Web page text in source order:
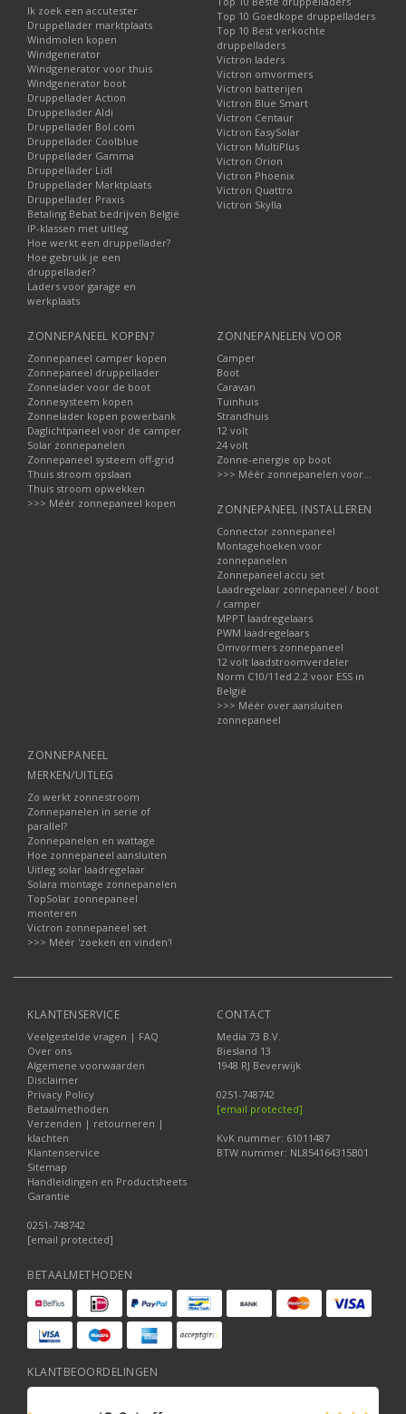
Ik zoek een accutester
Druppellader marktplaats
Windmolen kopen
Windgenerator
Windgenerator voor thuis
Windgenerator boot
Druppellader Action
Druppellader Aldi
Druppellader Bol.com
Druppellader Coolblue
Druppellader Gamma
Druppellader Lidl
Druppellader Marktplaats
Druppellader Praxis
Betaling Bebat bedrijven België
IP-klassen met uitleg
Hoe werkt een druppellader?
Hoe gebruik je een
druppellader?
Laders voor garage en
werkplaats
Top 10 Goedkope druppelladers
Top 10 Best verkochte
druppelladers
Victron laders
Victron omvormers
Victron batterijen
Victron Blue Smart
Victron Centaur
Victron EasySolar
Victron MultiPlus
Victron Orion
Victron Phoenix
Victron Quattro
Victron Skylla
ZONNEPANEEL KOPEN?
Zonnepaneel camper kopen
Zonnepaneel druppellader
Zonnelader voor de boot
Zonnesysteem kopen
Zonnelader kopen powerbank
Daglichtpaneel voor de camper
Solar zonnepanelen
Zonnepaneel systeem off-grid
Thuis stroom opslaan
Thuis stroom opwekken
>>> Méér zonnepaneel kopen
ZONNEPANELEN VOOR
Camper
Boot
Caravan
Tuinhuis
Strandhuis
12 volt
24 volt
Zonne-energie op boot
>>> Méér zonnepanelen voor...
ZONNEPANEEL INSTALLEREN
Connector zonnepaneel
Montagehoeken voor
zonnepanelen
Zonnepaneel accu set
Laadregelaar zonnepaneel / boot
/ camper
MPPT laadregelaars
PWM laadregelaars
Omvormers zonnepaneel
12 volt laadstroomverdeler
Norm C10/11ed.2.2 voor ESS in
België
>>> Méér over aansluiten
zonnepaneel
ZONNEPANEEL
MERKEN/UITLEG
Zo werkt zonnestroom
Zonnepanelen in serie of
parallel?
Zonnepanelen en wattage
Hoe zonnepaneel aansluiten
Uitleg solar laadregelaar
Solara montage zonnepanelen
TopSolar zonnepaneel
monteren
Victron zonnepaneel set
>>> Méér 'zoeken en vinden'!
KLANTENSERVICE
Veelgestelde vragen | FAQ
Over ons
Algemene voorwaarden
Disclaimer
Privacy Policy
Betaalmethoden
Verzenden | retourneren |
klachten
Klantenservice
Sitemap
Handleidingen en Productsheets
Garantie
0251-748742
[email protected]
CONTACT
Media 73 B.V.
Biesland 13
1948 RJ Beverwijk
0251-748742
[email protected]
KvK nummer: 61011487
BTW nummer: NL854164315B01
BETAALMETHODEN
KLANTBEOORDELINGEN